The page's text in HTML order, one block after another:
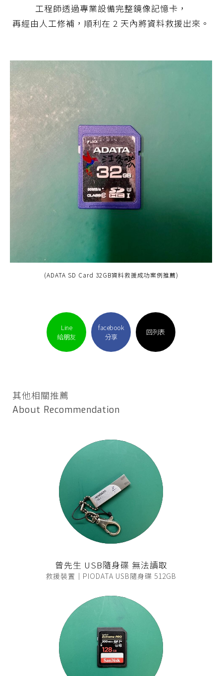
工程師透過專業設備完整鏡像記憶卡，
再經由人工修補，順利在 2 天內將資料救援出來。
(ADATA SD Card 32GB資料救援成功案例推薦)
Line
給朋友
facebook
分享
回列表
其他相關推薦
About Recommendation
曾先生 USB隨身碟 無法讀取
救援裝置｜PIODATA USB隨身碟 512GB